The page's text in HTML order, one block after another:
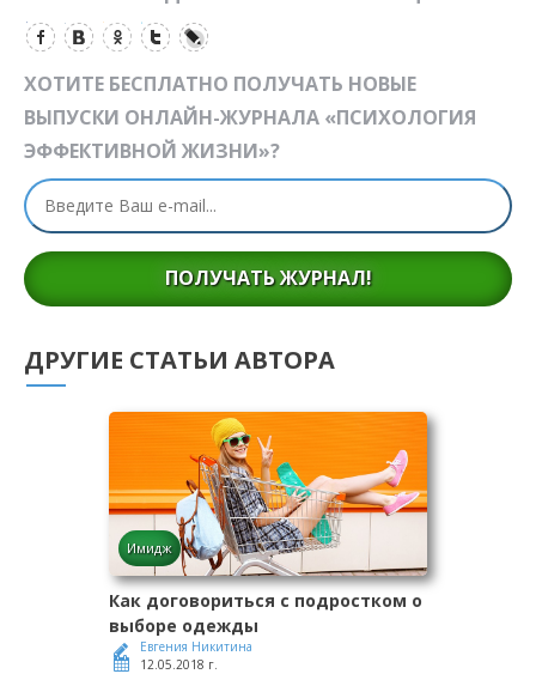
ХОТИТЕ БЕСПЛАТНО ПОЛУЧАТЬ НОВЫЕ
ВЫПУСКИ ОНЛАЙН-ЖУРНАЛА «ПСИХОЛОГИЯ
ЭФФЕКТИВНОЙ ЖИЗНИ»?
ПОЛУЧАТЬ ЖУРНАЛ!
ДРУГИЕ СТАТЬИ АВТОРА
Имидж
Как договориться с подростком о
выборе одежды
Евгения Никитина
12.05.2018 г.